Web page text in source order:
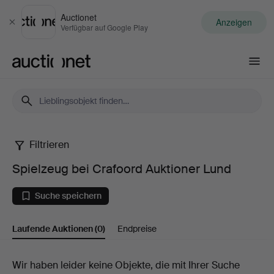
Schließen
Auctionet
Verfügbar auf Google Play Anzeigen
Spielzeug
bei
Crafoord
Auktioner
Filtrieren
Spielzeug bei Crafoord Auktioner Lund
Suche speichern
Laufende Auktionen(0) Endpreise
Laufende
Wir haben leider keine Objekte, die mit Ihrer Suche